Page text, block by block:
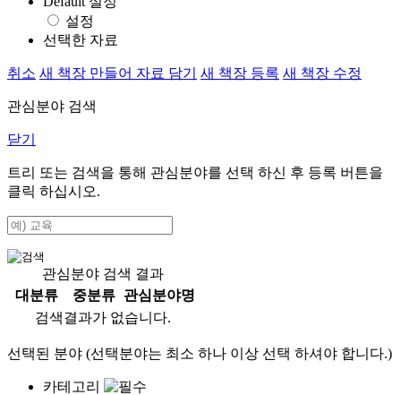
설정
선택한 자료
취소 새 책장 만들어 자료 담기 새 책장 등록 새 책장 수정
관심분야 검색
닫기
트리 또는 검색을 통해 관심분야를 선택 하신 후 등록 버튼을
클릭 하십시오.
관심분야 검색 결과
대분류
중분류
관심분야명
검색결과가 없습니다.
선택된 분야 (선택분야는 최소 하나 이상 선택 하셔야 합니다.)
카테고리